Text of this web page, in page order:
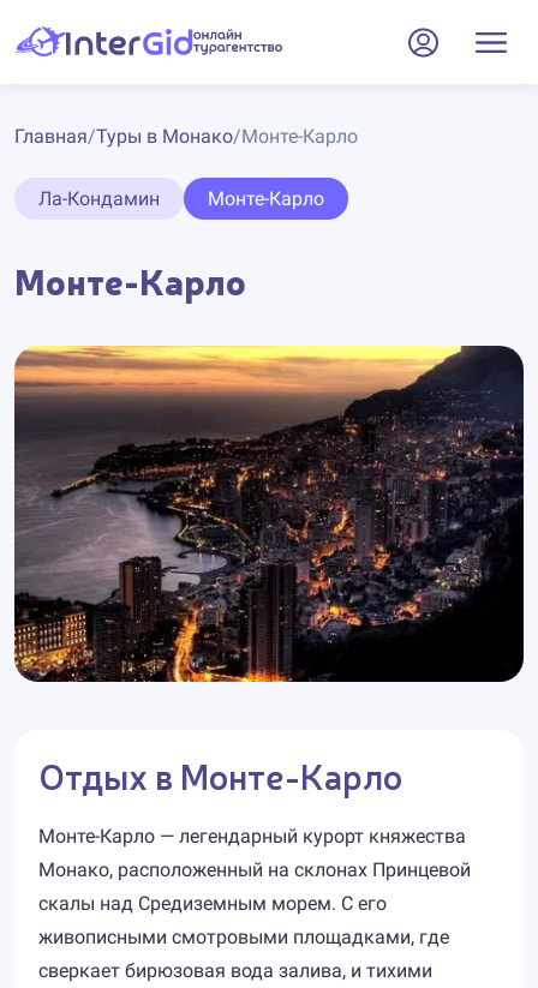
Главная/Туры в Монако/Монте-Карло
Ла-Кондамин Монте-Карло
Монте-Карло
Отдых в Монте-Карло
Монте-Карло — легендарный курорт княжества
Монако, расположенный на склонах Принцевой
скалы над Средиземным морем. С его
живописными смотровыми площадками, где
сверкает бирюзовая вода залива, и тихими